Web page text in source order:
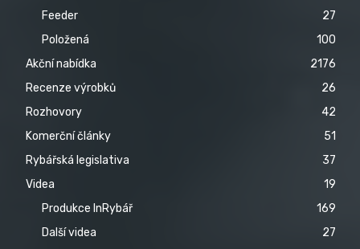
Feeder
27
Položená
100
Akční nabídka
2176
Recenze výrobků
26
Rozhovory
42
Komerční články
51
Rybářská legislativa
37
Videa
19
Produkce InRybář
169
Další videa
27